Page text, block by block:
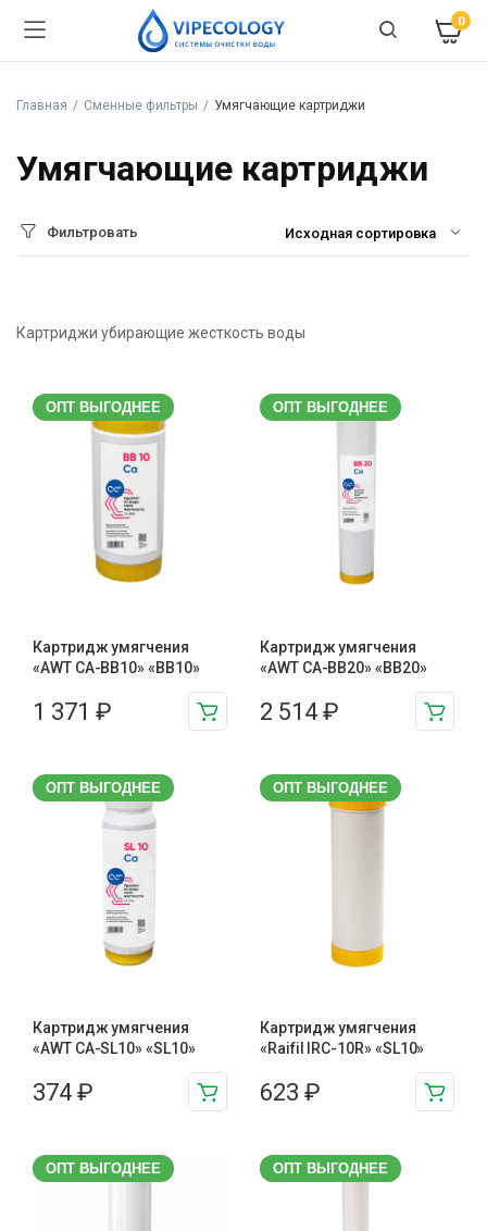
0
Главная Сменные фильтры Умягчающие картриджи
Умягчающие картриджи
Фильтровать
Картриджи убирающие жесткость воды
ОПТ ВЫГОДНЕЕ
Картридж умягчения
«AWT CA-BB10» «BB10»
1 371 ₽
ОПТ ВЫГОДНЕЕ
Картридж умягчения
«AWT CA-BB20» «BB20»
2 514 ₽
ОПТ ВЫГОДНЕЕ
Картридж умягчения
«AWT CA-SL10» «SL10»
374 ₽
ОПТ ВЫГОДНЕЕ
Картридж умягчения
«Raifil IRC-10R» «SL10»
623 ₽
ОПТ ВЫГОДНЕЕ ОПТ ВЫГОДНЕЕ